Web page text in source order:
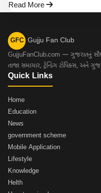
Read More
GFC Gujju Fan Club
GujjuFanClub.com — ગુજરાતનું
તાજા સમાચાર, ટ્રેન્ડિંગ ટોપિક્સ,
Quick Links
Home
Education
News
government scheme
Mobile Application
Lifestyle
Knowledge
Helth